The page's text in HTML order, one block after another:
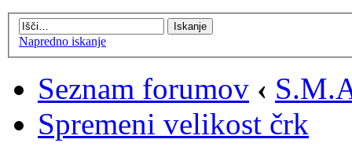
Napredno iskanje
Seznam forumov ‹
Spremeni velikost črk